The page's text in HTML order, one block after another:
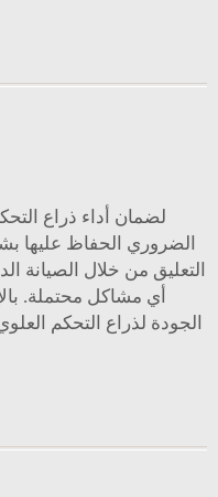
لضمان أداء ذراع
الضروري الحفاظ عليها
التعليق من خلال الصيانة
أي مشاكل محتملة.
الجودة لذراع التحكم